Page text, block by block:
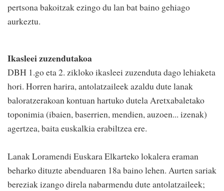
pertsona bakoitzak ezingo du lan bat baino gehiago
aurkeztu.
Ikasleei zuzendutakoa
DBH 1.go eta 2. zikloko ikasleei zuzenduta dago lehiaketa
hori. Horren harira, antolatzaileek azaldu dute lanak
baloratzerakoan kontuan hartuko dutela Aretxabaletako
toponimia (ibaien, baserrien, mendien, auzoen... izenak)
agertzea, baita euskalkia erabiltzea ere.
Lanak Loramendi Euskara Elkarteko lokalera eraman
beharko dituzte abenduaren 18a baino lehen. Aurten sariak
bereziak izango direla nabarmendu dute antolatzaileek;